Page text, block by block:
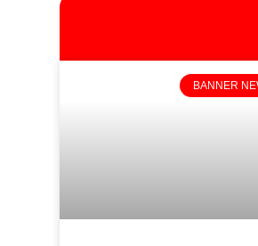
BANNER